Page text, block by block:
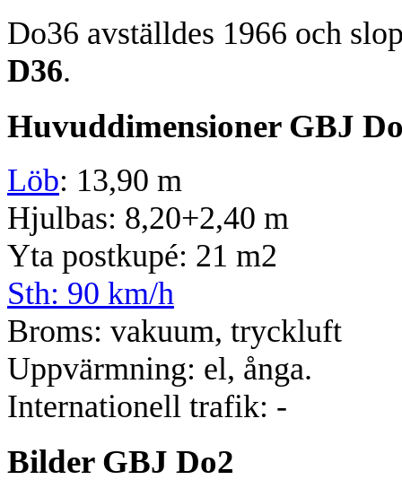
Do36 avställdes 1966 och
D36.
Huvuddimensioner GBJ
Löb: 13,90 m
Hjulbas: 8,20+2,40 m
Yta postkupé: 21 m2
Sth: 90 km/h
Broms: vakuum, tryckluft
Uppvärmning: el, ånga.
Internationell trafik: -
Bilder GBJ Do2